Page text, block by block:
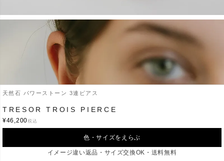
天然石 パワーストーン 3連ピアス
TRESOR TROIS PIERCE
¥46,200税込
色・サイズをえらぶ
イメージ違い返品・サイズ交換OK・送料無料